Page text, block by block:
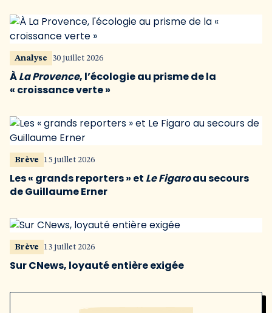
Analyse 30 juillet 2026
ÀLa Provence, l’écologie au prisme de la
« croissance verte »
Brève 15 juillet 2026
Les « grands reporters » et Le Figaroau secours
de Guillaume Erner
Brève 13 juillet 2026
Sur CNews, loyauté entière exigée